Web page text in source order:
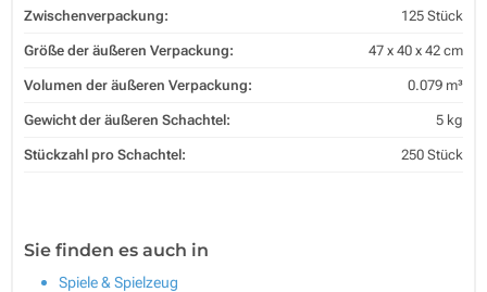
Zwischenverpackung: 125 Stück
Größe der äußeren Verpackung: 47 x 40 x 42 cm
Volumen der äußeren Verpackung: 0.079 m³
Gewicht der äußeren Schachtel: 5 kg
Stückzahl pro Schachtel: 250 Stück
Sie finden es auch in
Spiele & Spielzeug